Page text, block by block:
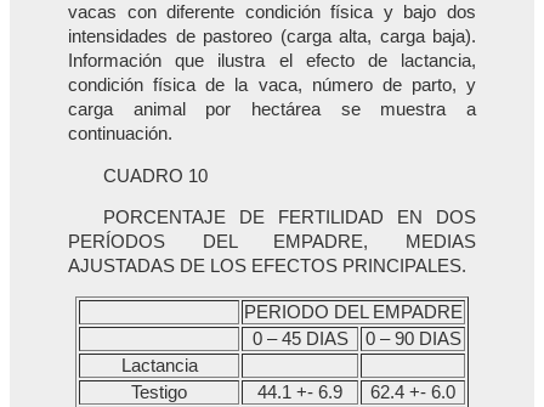
vacas con diferente condición física y bajo dos
intensidades de pastoreo (carga alta, carga baja).
Información que ilustra el efecto de lactancia,
condición física de la vaca, número de parto, y
carga animal por hectárea se muestra a
continuación.
CUADRO 10
PORCENTAJE DE FERTILIDAD EN DOS
PERÍODOS DEL EMPADRE, MEDIAS
AJUSTADAS DE LOS EFECTOS PRINCIPALES.
PERIODO DEL EMPADRE
0 – 45 DIAS
0 – 90 DIAS
Lactancia
Testigo
44.1 +- 6.9
62.4 +- 6.0